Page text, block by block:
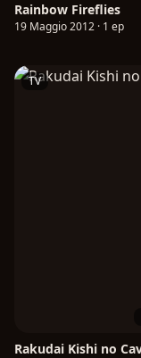
Rainbow Fireflies
19 Maggio 2012 · 1 ep
TV
Rakudai Kishi no